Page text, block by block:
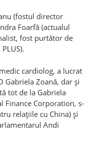
(fostul director
Foarfă (actualul
fost purtător de
cardiolog, a lucrat
Gabriela Zoană, dar și
tot de la Gabriela
Finance Corporation, s-
relațiile cu China) și
Andi